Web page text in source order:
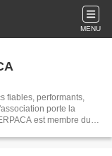
MENU
fiables, performants,
porte la